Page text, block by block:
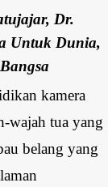
Dr.
Untuk Dunia,
kamera
wajah tua yang
belang yang